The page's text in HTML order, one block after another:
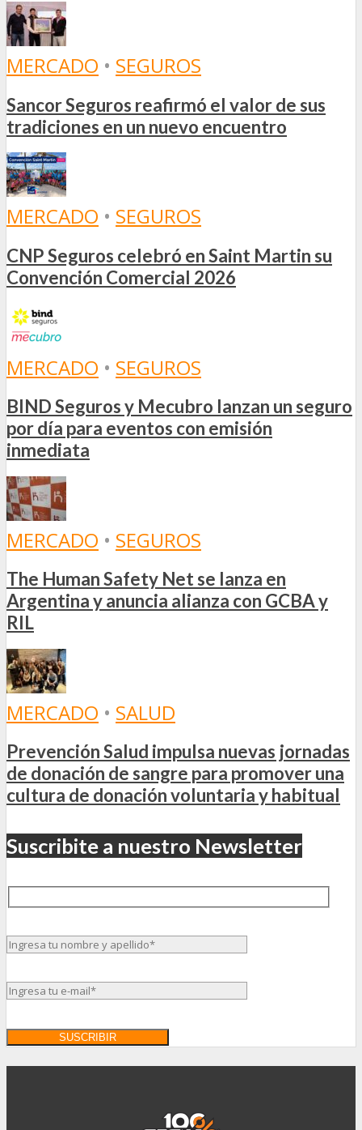
MERCADO • SEGUROS
Sancor Seguros reafirmó el valor de sus
tradiciones en un nuevo encuentro
MERCADO • SEGUROS
CNP Seguros celebró en Saint Martin su
Convención Comercial 2026
MERCADO • SEGUROS
BIND Seguros y Mecubro lanzan un seguro
por día para eventos con emisión
inmediata
MERCADO • SEGUROS
The Human Safety Net se lanza en
Argentina y anuncia alianza con GCBA y
RIL
MERCADO • SALUD
Prevención Salud impulsa nuevas jornadas
de donación de sangre para promover una
cultura de donación voluntaria y habitual
Suscribite a nuestro Newsletter